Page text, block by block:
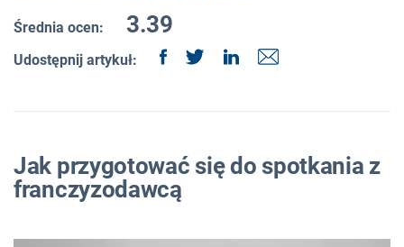
Średnia ocen: 3.39
Udostępnij artykuł:
Jak przygotować się do spotkania z
franczyzodawcą